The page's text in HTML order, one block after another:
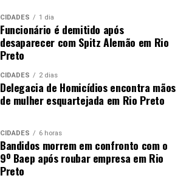
CIDADES 1 dia
Funcionário é demitido após
desaparecer com Spitz Alemão em Rio
Preto
CIDADES 2 dias
Delegacia de Homicídios encontra mãos
de mulher esquartejada em Rio Preto
CIDADES 6 horas
Bandidos morrem em confronto com o
9º Baep após roubar empresa em Rio
Preto